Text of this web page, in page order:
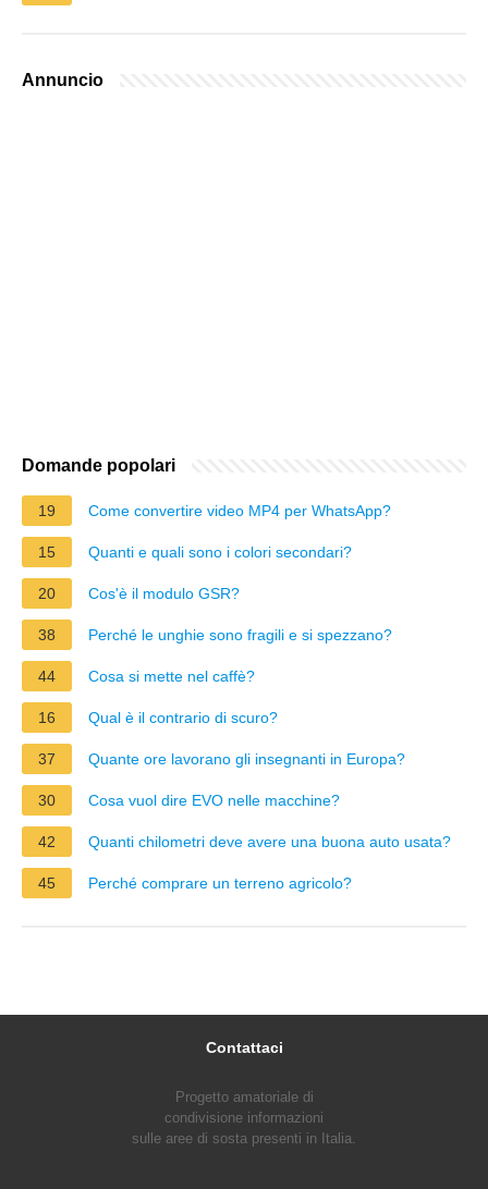
Annuncio
Domande popolari
19 Come convertire video MP4 per WhatsApp?
15 Quanti e quali sono i colori secondari?
20 Cos'è il modulo GSR?
38 Perché le unghie sono fragili e si spezzano?
44 Cosa si mette nel caffè?
16 Qual è il contrario di scuro?
37 Quante ore lavorano gli insegnanti in Europa?
30 Cosa vuol dire EVO nelle macchine?
42 Quanti chilometri deve avere una buona auto usata?
45 Perché comprare un terreno agricolo?
Contattaci
Progetto amatoriale di
condivisione informazioni
sulle aree di sosta presenti in Italia.